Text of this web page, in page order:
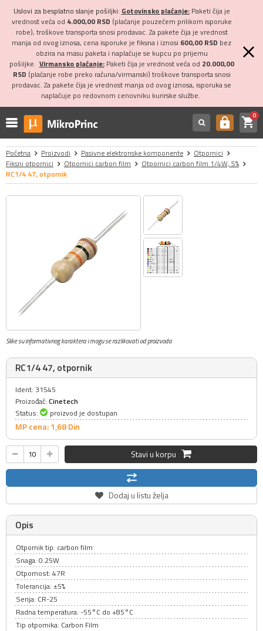
Uslovi za besplatno slanje pošiljki: Gotovinsko plaćanje:Paketi čija je
vrednost veća od 4.000,00 RSD (plaćanje pouzećem prilikom isporuke
robe), troškove transporta snosi prodavac. Za pakete čija je vrednost
manja od ovog iznosa, cena isporuke je fiksna i iznosi 600,00 RSD bez
obzira na masu paketa i naplaćuje se kupcu po prijemu
pošiljke. Virmansko plaćanje:Paketi čija je vrednost veća od 20.000,00
RSD (plaćanje robe preko računa/virmanski) troškove transporta snosi
prodavac. Za pakete čija je vrednost manja od ovog iznosa, isporuka se
naplaćuje po redovnom cenovniku kurirske službe.
https shopping_cart0
Početna Proizvodi Pasivne elektronske komponente
Otpornici
Fiksni otpornici
Otpornici carbon film
Otpornici carbon film 1/4W, 5%
RC1/4 47, otpornik
Slike su informativnog karaktera i mogu se razlikovati od proizvoda
RC1/4 47, otpornik
Ident: 31545
Proizođač: Cinetech
Status:
proizvod je dostupan
MP cena: 1,68Din
Stavi u korpu
Dodaj u listu želja
Opis
Otpornik tip: carbon film
Snaga: 0.25W
Otpornost: 47R
Tolerancija: ±5%
Serija: CR-25
Radna temperatura: -55°C do +85°C
Tip otpornika: Carbon Film